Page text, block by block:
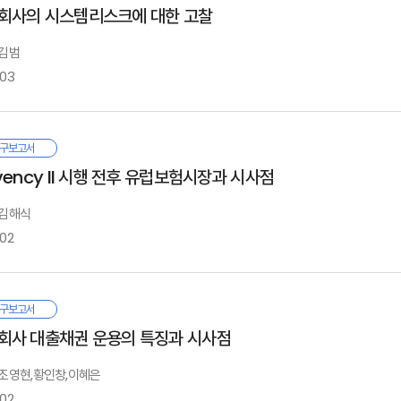
손해보험 상품 니즈
Ⅳ. 주요 이슈별 설문조사
개인연금 및 퇴직연금 관련
민원
보험이해도
비대면 채널 이용 현황
험계약 전환 관련
자동차보험
||부록||
Ⅲ. 개선 방안
할인·할증 방식의 보험료 차등제 도입
약전환제도 인센티브 강화와 보유계약 관리 방안
보험금 지급관리 방안
보고서는 우리나라 보험회사가 인도 보험시장에 진출하기 위해 필요한 최신
다방면에 걸쳐 우리나라 보험회사가 인도 진출에 성공하기 위해 고려해야 할 정
향도 함께 제시하고 있다. 인도시장 진출 전략도 진출 형태와 함께 인도의 지역
하고자 하는 보험회사가 참고할 만한 내용을 담고 있다. 모쪼록 이 보고서가 향
Ⅱ. 인도 보험시장 현황
인도 주요 현황
인도 보험시장 현황
주요 상품별 시장 현황
Ⅲ. 인도 보험시장 진출 사례
외국 보험회사 현황
2. 외국 보험회사 사례 - 촐라 MS
Ⅳ. 인도 보험시장 진출 전략
진출 형태
채널 선택
의 경우 DB형과 DC형 그리고 다양한 형태의 혼합형 퇴직연금제도가 시행 되
형제도는 운영리스크를 기업이나 근로자 일방이 부담하는 현행 퇴직연금 의 경
연구는 가입자의 다양한 선택지 제공과 노사가 공동으로 운영책임을 분담할 수
국내 퇴직연금제도 현황과 문제점을 점
Ⅰ. 서론
2. 연구방법 및 구성
Ⅱ. 국내 퇴직연금제도 현황과 문제점
1. 제도 현황
2. 제도 문제
Ⅲ. 혼합형제도 해외 사례
1. 미국
2. 일본
3. 네덜란드
4. 영국
사의 시스템리스크에 대한 고찰
범
회사는 보험계약자로부터 담보한 위험을 대수의 법칙을 통해 예측하고 사후
기능을 수행한다. 과거의 보험업무의 경우에는 보험리스크도 비교적 단순
포트폴리오에 대한 위험관리도 단순한 수준에 머물 수 있었다. 하지만, 최근
생하면서 위험관리의 방식에도 많은 변화가 요구되고 있다.
가 발생하고 있다. 이와 같이 보험회사의 특성에 변화가 발생하고 보험회사
된 상태이다.
본 보고서는 보험업이 은행업과 상이하기 때문에 시스템리스크가 존재할 개연
생할 가능성이 있는 시스템리스크에 대한 학술적 정의와 실무적 시사점을 선행
Ⅰ. 서론
스템리스크의 정의
시스템리스크의 측정방법
보험산업에서의 시스템리스크
전통적 보험업무와 시스템리스크
전통적 보험업무와 시스템리스크
보고서
II 시행 전후 유럽보험시장과 시사점
해식
금융당국은 보험회사에 대한 新지급여력제도(K-ICS)를 마련하여 2022년
타나듯이 국제보험감독자기구(IAIS)가 제정 작업을 추진하고 있는 다국적
것이다.
보험시장의 Solvency II와 IAIS의 ICS는 모두 시가회계를 활용한 지급여력
Ⅰ. 서론
선행 연구
고서 구성
보고서
사 대출채권 운용의 특징과 시사점
영현,황인창,이혜은